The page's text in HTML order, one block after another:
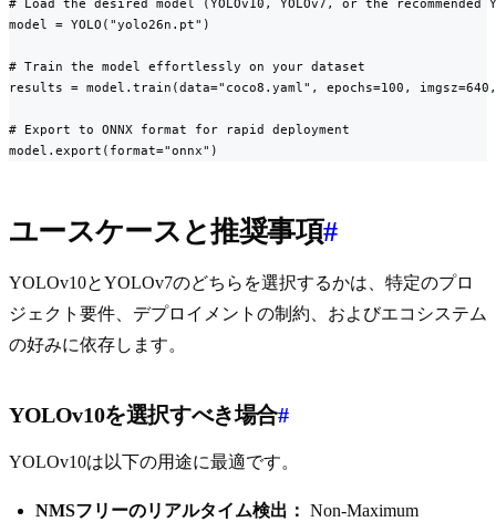
# Load the desired model (YOLOv10, YOLOv7, or the recommended
model = YOLO("yolo26n.pt")
# Train the model effortlessly on your dataset
results = model.train(data="coco8.yaml", epochs=100,
# Export to ONNX format for rapid deployment
model.export(format="onnx")
ユースケースと推奨事項#
YOLOv10とYOLOv7のどちらを選択するかは、特定のプロ
ジェクト要件、デプロイメントの制約、およびエコシステム
の好みに依存します。
YOLOv10を選択すべき場合#
YOLOv10は以下の用途に最適です。
NMSフリーのリアルタイム検出： Non-Maximum